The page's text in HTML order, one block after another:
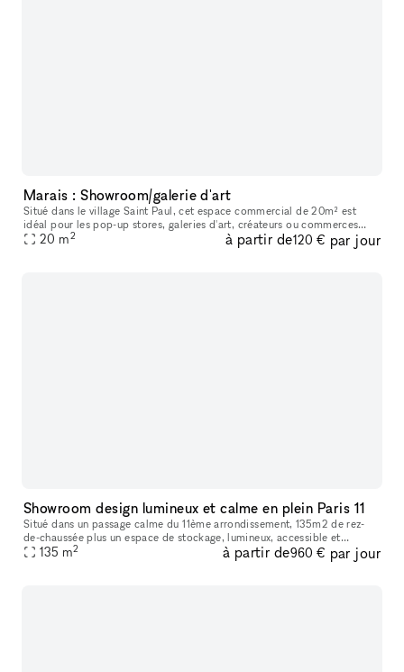
Marais : Showroom/galerie d'art
Situé dans le village Saint Paul, cet espace commercial de 20m² est
idéal pour les pop-up stores, galeries d'art, créateurs ou commerces
éphémères. Équipements inclus : • Grande vitrine pour une b
20 m2 à partir de120 € par jour
Showroom design lumineux et calme en plein Paris 11
Situé dans un passage calme du 11ème arrondissement, 135m2 de rez-
de-chaussée plus un espace de stockage, lumineux, accessible et
modulaire
135 m2 à partir de960 € par jour